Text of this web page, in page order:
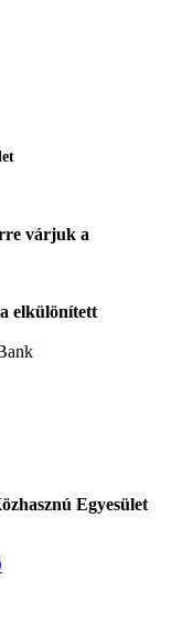
várjuk a
elkülönített
Egyesület